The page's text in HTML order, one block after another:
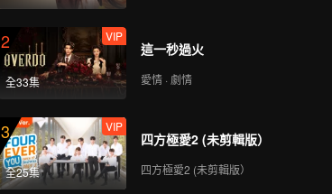
133
135 136
137 138
2
全33集
VIP
這一秒過火
愛情 · 劇情
3
全25集
VIP
四方極愛2 (未剪輯版）
四方極愛2 (未剪輯版）